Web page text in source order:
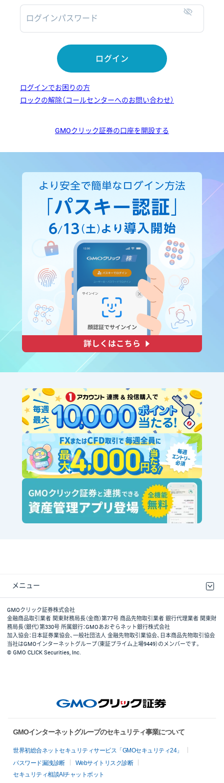
ログインパスワード
ログイン
ログインでお困りの方
ロックの解除（コールセンターへのお問い合わせ）
GMOクリック証券の口座を開設する
メニュー
取引規程・約款
最良執行方針
ディスクレイマー
リスク説明
GMOクリック証券ホームページ
GMOクリック証券株式会社
金融商品取引業者 関東財務局長（金商）第77号 商品先物取引業者 銀行代理業者 関東財
務局長（銀代）第330号 所属銀行：GMOあおぞらネット銀行株式会社
加入協会：日本証券業協会、一般社団法人 金融先物取引業協会、日本商品先物取引協会
当社はGMOインターネットグループ（東証プライム上場9449）のメンバーです。
© GMO CLICK Securities, Inc.
GMOインターネットグループのセキュリティ事業について
世界初総合ネットセキュリティサービス「GMOセキュリティ24」
パスワード漏洩診断
Webサイトリスク診断
セキュリティ相談AIチャットボット